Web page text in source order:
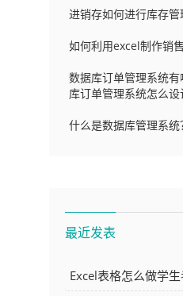
进销存如何进行库存管
如何利用excel制作销
数据库订单管理系统
库订单管理系统怎么设
什么是数据库管理系统
最近发表
Excel表格怎么做学